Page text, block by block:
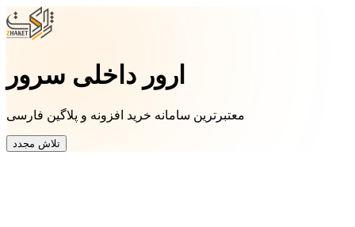
ارور داخلی سرور
معتبرترین سامانه خرید افزونه و پلاگین فارسی
تلاش مجدد